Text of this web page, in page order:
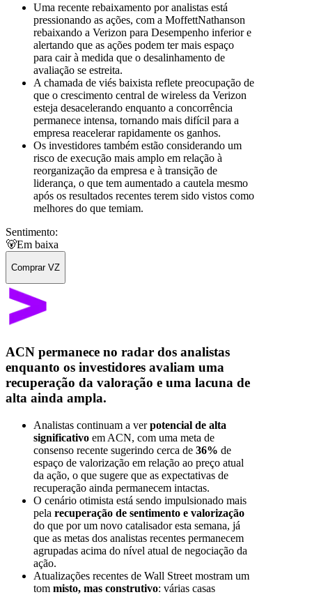
Uma recente rebaixamento por analistas está
pressionando as ações, com a MoffettNathanson
rebaixando a Verizon para Desempenho inferior e
alertando que as ações podem ter mais espaço
para cair à medida que o desalinhamento de
avaliação se estreita.
A chamada de viés baixista reflete preocupação de
que o crescimento central de wireless da Verizon
esteja desacelerando enquanto a concorrência
permanece intensa, tornando mais difícil para a
empresa reacelerar rapidamente os ganhos.
Os investidores também estão considerando um
risco de execução mais amplo em relação à
reorganização da empresa e à transição de
liderança, o que tem aumentado a cautela mesmo
após os resultados recentes terem sido vistos como
melhores do que temiam.
Sentimento:
🐻Em baixa
Comprar VZ
ACN permanece no radar dos analistas
enquanto os investidores avaliam uma
recuperação da valoração e uma lacuna de
alta ainda ampla.
Analistas continuam a verpotencial de alta
significativo em ACN, com uma meta de
consenso recente sugerindo cerca de 36% de
espaço de valorização em relação ao preço atual
da ação, o que sugere que as expectativas de
recuperação ainda permanecem intactas.
O cenário otimista está sendo impulsionado mais
pela recuperação de sentimento e valorização
do que por um novo catalisador esta semana, já
que as metas dos analistas recentes permanecem
agrupadas acima do nível atual de negociação da
ação.
Atualizações recentes de Wall Street mostram um
tom misto, mas construtivo: várias casas